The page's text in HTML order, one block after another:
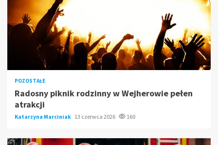
POZOSTAŁE
Radosny piknik rodzinny w Wejherowie pełen
atrakcji
Katarzyna Marciniak 13 czerwca 2026 160